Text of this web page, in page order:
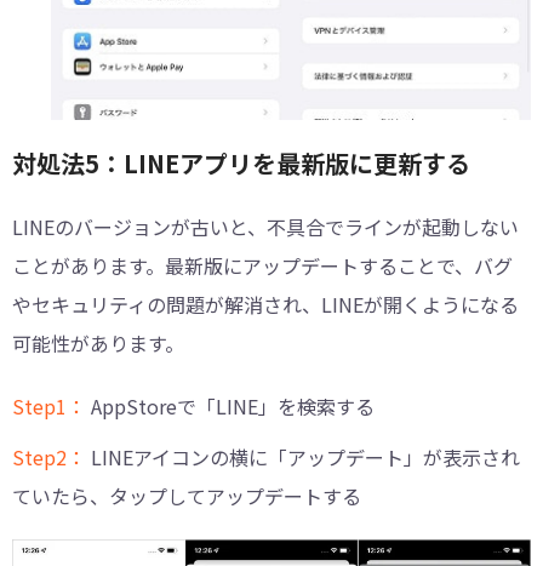
対処法5：LINEアプリを最新版に更新する
LINEのバージョンが古いと、不具合でラインが起動しない
ことがあります。最新版にアップデートすることで、バグ
やセキュリティの問題が解消され、LINEが開くようになる
可能性があります。
Step1： AppStoreで「LINE」を検索する
Step2： LINEアイコンの横に「アップデート」が表示され
ていたら、タップしてアップデートする